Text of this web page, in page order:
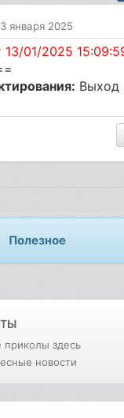
января 2025
13/01/2025
Выход
Полезное
приколы здесь
новости